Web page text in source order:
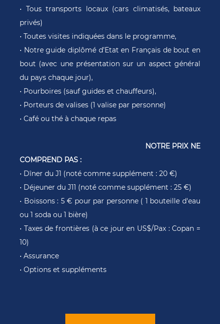
• Tous transports locaux (cars climatisés, bateaux
privés)
• Toutes visites indiquées dans le programme,
• Notre guide diplômé d’Etat en Français de bout en
bout (avec une présentation sur un aspect général
du pays chaque jour),
• Pourboires (sauf guides et chauffeurs),
• Porteurs de valises (1 valise par personne)
• Café ou thé à chaque repas
NOTRE PRIX NE
COMPREND PAS :
• Dîner du J1 (noté comme supplément : 20 €)
• Déjeuner du J11 (noté comme supplément : 25 €)
• Boissons : 5 € pour par personne ( 1 bouteille d'eau
ou 1 soda ou 1 bière)
• Taxes de frontières (à ce jour en US$/Pax : Copan =
10)
• Assurance
• Options et suppléments